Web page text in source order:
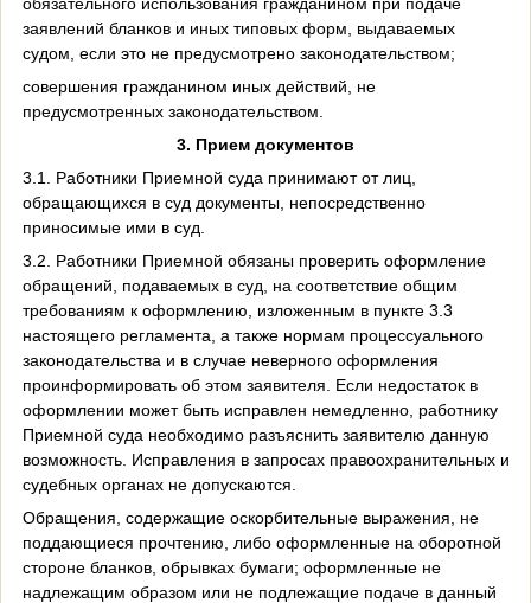
заявлений бланков и иных типовых форм, выдаваемых
судом, если это не предусмотрено законодательством;
совершения гражданином иных действий, не
предусмотренных законодательством.
3. Прием документов
3.1. Работники Приемной суда принимают от лиц,
обращающихся в суд документы, непосредственно
приносимые ими в суд.
3.2. Работники Приемной обязаны проверить оформление
обращений, подаваемых в суд, на соответствие общим
требованиям к оформлению, изложенным в пункте 3.3
настоящего регламента, а также нормам процессуального
законодательства и в случае неверного оформления
проинформировать об этом заявителя. Если недостаток в
оформлении может быть исправлен немедленно, работнику
Приемной суда необходимо разъяснить заявителю данную
возможность. Исправления в запросах правоохранительных и
судебных органах не допускаются.
Обращения, содержащие оскорбительные выражения, не
поддающиеся прочтению, либо оформленные на оборотной
стороне бланков, обрывках бумаги; оформленные не
надлежащим образом или не подлежащие подаче в данный